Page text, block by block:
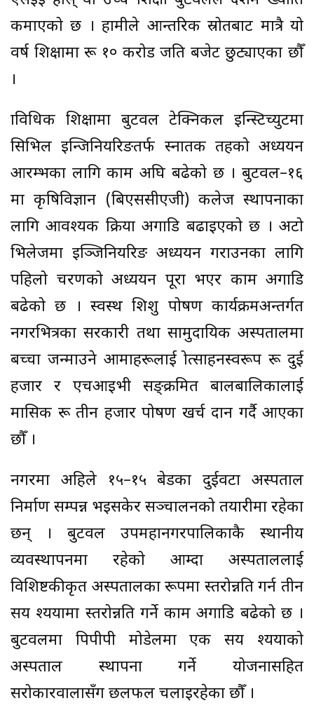
कमाएको छ । हामीले आन्तरिक स्रोतबाट मात्रै यो
वर्ष शिक्षामा रू १० करोड जति बजेट छुट्याएका छौँ
।
प्राविधिक शिक्षामा बुटवल टेक्निकल इन्स्टिच्युटमा
सिभिल इन्जिनियरिङतर्फ स्नातक तहको अध्ययन
आरम्भका लागि काम अघि बढेको छ । बुटवल–१६
मा कृषिविज्ञान (बिएससीएजी) कलेज स्थापनाका
लागि आवश्यक प्रक्रिया अगाडि बढाइएको छ । अटो
भिलेजमा इञ्जिनियरिङ अध्ययन गराउनका लागि
पहिलो चरणको अध्ययन पूरा भएर काम अगाडि
बढेको छ । स्वस्थ शिशु पोषण कार्यक्रमअन्तर्गत
नगरभित्रका सरकारी तथा सामुदायिक अस्पतालमा
बच्चा जन्माउने आमाहरूलाई प्रोत्साहनस्वरूप रू दुई
हजार र एचआइभी सङ्क्रमित बालबालिकालाई
मासिक रू तीन हजार पोषण खर्च प्रदान गर्दै आएका
छौँ ।
नगरमा अहिले १५–१५ बेडका दुईवटा अस्पताल
निर्माण सम्पन्न भइसकेर सञ्चालनको तयारीमा रहेका
छन् । बुटवल उपमहानगरपालिकाकै स्थानीय
व्यवस्थापनमा रहेको आम्दा अस्पताललाई
विशिष्टकीकृत अस्पतालका रूपमा स्तरोन्नति गर्न तीन
सय श्ययामा स्तरोन्नति गर्ने काम अगाडि बढेको छ ।
बुटवलमा पिपीपी मोडेलमा एक सय श्ययाको
अस्पताल स्थापना गर्ने योजनासहित
सरोकारवालासँग छलफल चलाइरहेका छौँ ।